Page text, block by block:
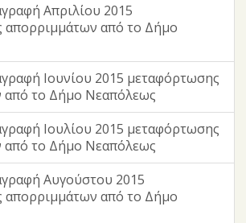
Απριλίου 2015
απορριμμάτων από το Δήμο
Ιουνίου 2015 μεταφόρτωσης
από το Δήμο Νεαπόλεως
Ιουλίου 2015 μεταφόρτωσης
από το Δήμο Νεαπόλεως
Αυγούστου 2015
απορριμμάτων από το Δήμο